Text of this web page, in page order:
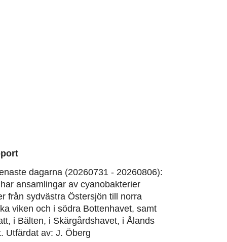
dagarna (20260731 - 20260806):
ansamlingar av cyanobakterier
från sydvästra Östersjön till norra
viken och i södra Bottenhavet, samt
i Bälten, i Skärgårdshavet, i Ålands
Utfärdat av: J. Öberg